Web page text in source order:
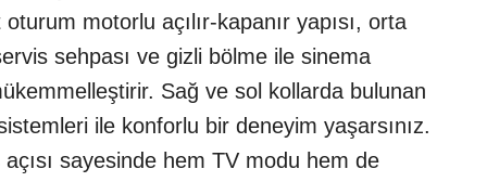
motorlu açılır-kapanır yapısı, orta
sehpası ve gizli bölme ile sinema
Sağ ve sol kollarda bulunan
ile konforlu bir deneyim yaşarsınız.
açısı sayesinde hem TV modu hem de